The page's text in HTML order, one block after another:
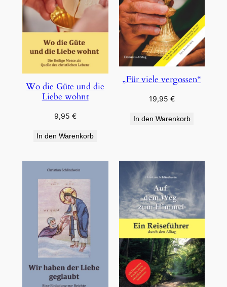
Wo die Güte und die
Liebe wohnt
9,95 €
In den Warenkorb
„Für viele vergossen“
19,95 €
In den Warenkorb